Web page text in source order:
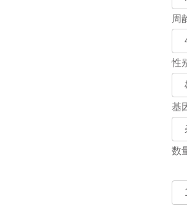
周
性
基
数